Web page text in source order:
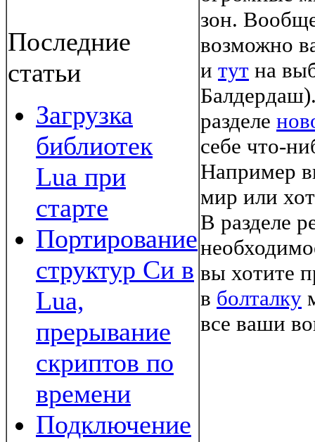
Последние
статьи
Загрузка
библиотек
Lua при
старте
Портирование
структур Си в
Lua,
прерывание
скриптов по
времени
Подключение
зон.
возможно
и тут на
разделе
себе что-
Например
мир или
В разделе
вы хотите
в болталку
все ваши